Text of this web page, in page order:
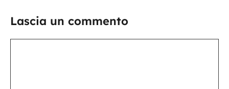
Lascia un commento